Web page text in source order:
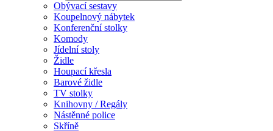
Obývací sestavy
Koupelnový nábytek
Konferenční stolky
Komody
Jídelní stoly
Židle
Houpací křesla
Barové židle
TV stolky
Knihovny / Regály
Nástěnné police
Skříně